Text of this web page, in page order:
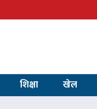
शिक्षा खेल